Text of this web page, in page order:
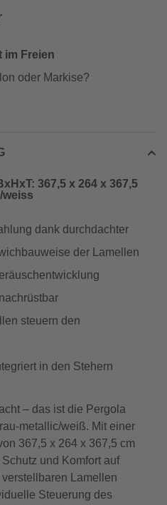
im Freien
oder Markise?
367,5 x 264 x 367,5
dank durchdachter
der Lamellen
steuern den
in den Stehern
– das ist die Pergola
metallic/weiß. Mit einer
367,5 x 264 x 367,5 cm
und Komfort auf
Lamellen
Steuerung des